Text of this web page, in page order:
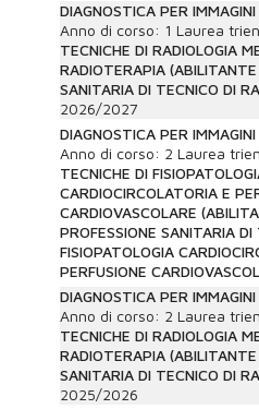
DIAGNOSTICA PER
Anno di corso: 1 Laurea
TECNICHE DI RADIOLOGIA
RADIOTERAPIA
SANITARIA DI TECNICO DI
2026/2027
DIAGNOSTICA PER
Anno di corso: 2 Laurea
TECNICHE DI
CARDIOCIRCOLATORIA E
CARDIOVASCOLARE
PROFESSIONE SANITARIA DI
FISIOPATOLOGIA
PERFUSIONE
DIAGNOSTICA PER
Anno di corso: 2 Laurea
TECNICHE DI RADIOLOGIA
RADIOTERAPIA
SANITARIA DI TECNICO DI
2025/2026